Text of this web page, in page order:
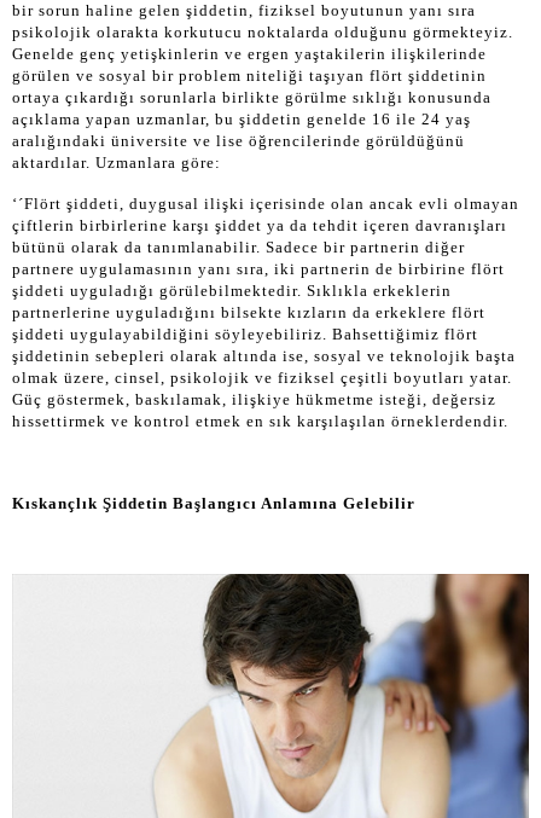
bir sorun haline gelen şiddetin, fiziksel boyutunun yanı sıra
psikolojik olarakta korkutucu noktalarda olduğunu görmekteyiz.
Genelde genç yetişkinlerin ve ergen yaştakilerin ilişkilerinde
görülen ve sosyal bir problem niteliği taşıyan flört şiddetinin
ortaya çıkardığı sorunlarla birlikte görülme sıklığı konusunda
açıklama yapan uzmanlar, bu şiddetin genelde 16 ile 24 yaş
aralığındaki üniversite ve lise öğrencilerinde görüldüğünü
aktardılar. Uzmanlara göre:
‘´Flört şiddeti, duygusal ilişki içerisinde olan ancak evli olmayan
çiftlerin birbirlerine karşı şiddet ya da tehdit içeren davranışları
bütünü olarak da tanımlanabilir. Sadece bir partnerin diğer
partnere uygulamasının yanı sıra, iki partnerin de birbirine flört
şiddeti uyguladığı görülebilmektedir. Sıklıkla erkeklerin
partnerlerine uyguladığını bilsekte kızların da erkeklere flört
şiddeti uygulayabildiğini söyleyebiliriz. Bahsettiğimiz flört
şiddetinin sebepleri olarak altında ise, sosyal ve teknolojik başta
olmak üzere, cinsel, psikolojik ve fiziksel çeşitli boyutları yatar.
Güç göstermek, baskılamak, ilişkiye hükmetme isteği, değersiz
hissettirmek ve kontrol etmek en sık karşılaşılan örneklerdendir.
Kıskançlık Şiddetin Başlangıcı Anlamına Gelebilir